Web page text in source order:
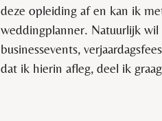
deze opleiding af en kan ik
weddingplanner. Natuurlijk
businessevents,
dat ik hierin afleg, deel ik